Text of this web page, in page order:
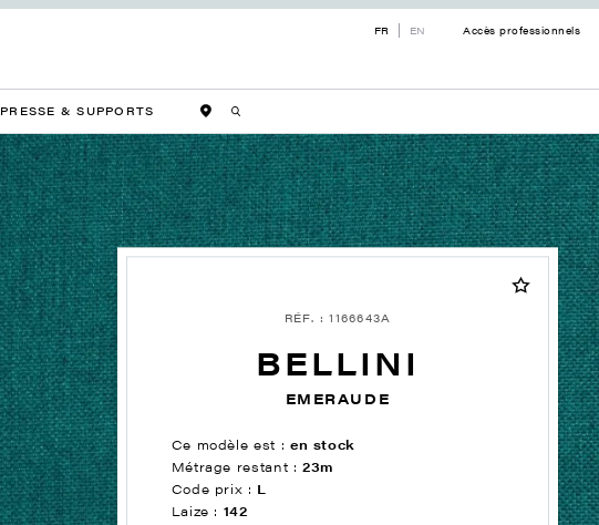
FR EN Accès professionnels
PRESSE & SUPPORTS
RÉF. : 1166643A
BELLINI
EMERAUDE
Ce modèle est : en stock
Métrage restant :23m
Code prix : L
Laize : 142